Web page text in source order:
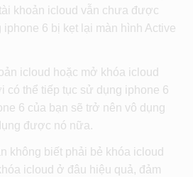
khoản icloud vẫn chưa được
iphone 6 bị kẹt lại màn hình Active
icloud hoặc mở khóa icloud
có thể tiếp tục sử dụng iphone 6
6 của bạn sẽ trở nên vô dụng
được nó nữa.
không biết phải bẻ khóa icloud
icloud ở đâu hiệu quả, đảm